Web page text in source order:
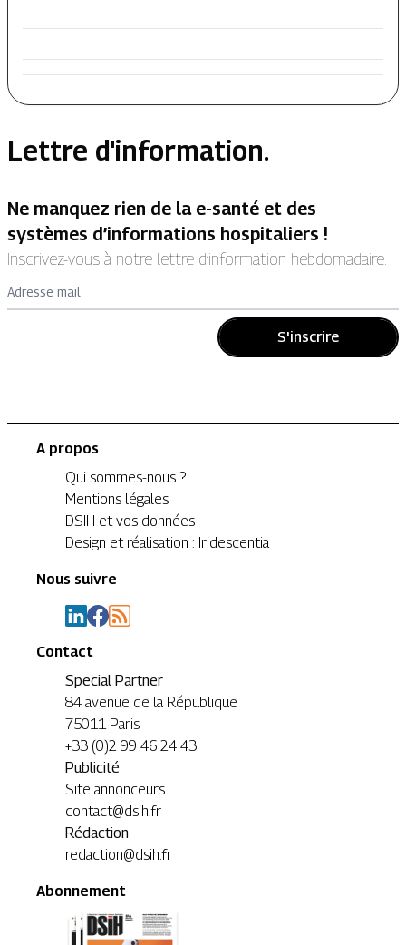
Lettre d'information.
Ne manquez rien de la e-santé et des
systèmes d’informations hospitaliers !
Inscrivez-vous à notre lettre d’information hebdomadaire.
Adresse mail
S'inscrire
A propos
Qui sommes-nous ?
Mentions légales
DSIH et vos données
Design et réalisation : Iridescentia
Nous suivre
Contact
Special Partner
84 avenue de la République
75011 Paris
+33 (0)2 99 46 24 43
Publicité
Site annonceurs
contact@dsih.fr
Rédaction
redaction@dsih.fr
Abonnement